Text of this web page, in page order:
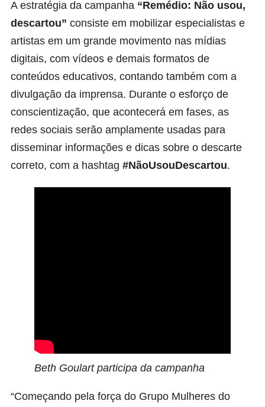
A estratégia da campanha “Remédio: Não usou,
descartou” consiste em mobilizar especialistas e
artistas em um grande movimento nas mídias
digitais, com vídeos e demais formatos de
conteúdos educativos, contando também com a
divulgação da imprensa. Durante o esforço de
conscientização, que acontecerá em fases, as
redes sociais serão amplamente usadas para
disseminar informações e dicas sobre o descarte
correto, com a hashtag #NãoUsouDescartou.
Beth Goulart participa da campanha
“Começando pela força do Grupo Mulheres do